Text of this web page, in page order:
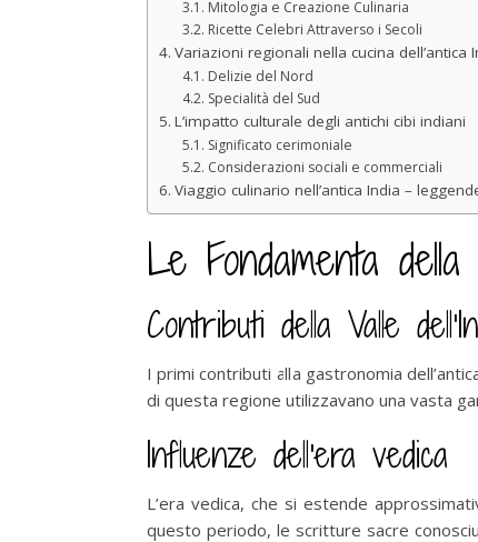
Mitologia e Creazione Culinaria
Ricette Celebri Attraverso i Secoli
Variazioni regionali nella cucina dell’antica
Delizie del Nord
Specialità del Sud
L’impatto culturale degli antichi cibi indiani
Significato cerimoniale
Considerazioni sociali e commerciali
Viaggio culinario nell’antica India –
Le Fondamenta della
Contributi della Valle
I primi contributi alla gastronomia
di questa regione utilizzavano una vasta
Influenze dell’era vedica
L’era vedica, che si estende
questo periodo, le scritture sacre